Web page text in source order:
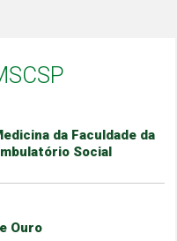
da Faculdade da
Social
Ouro